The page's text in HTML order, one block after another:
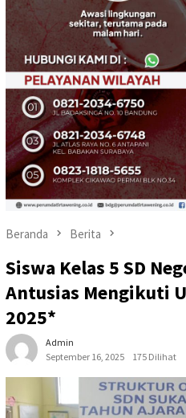
Beranda Berita
Siswa Kelas 5 SD
Antusias Mengikuti
2025*
Admin
September 16, 2025
175 Dilihat